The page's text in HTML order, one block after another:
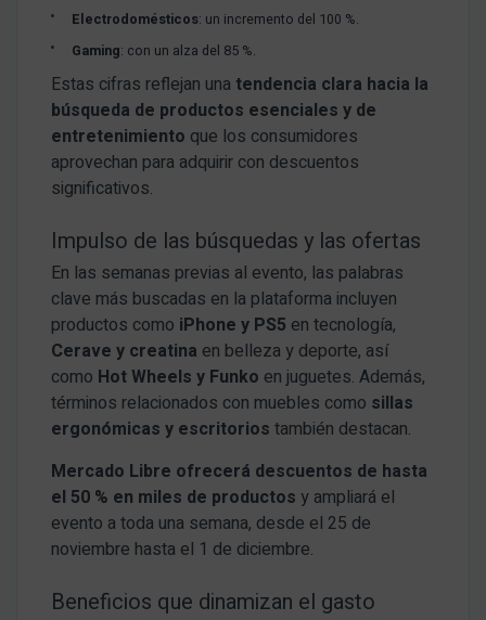
Electrodomésticos: un incremento del 100 %.
Gaming: con un alza del 85 %.
Estas cifras reflejan una tendencia clara hacia la
búsqueda de productos esenciales y de
entretenimiento que los consumidores
aprovechan para adquirir con descuentos
significativos.
Impulso de las búsquedas y las ofertas
En las semanas previas al evento, las palabras
clave más buscadas en la plataforma incluyen
productos como iPhone y PS5 en tecnología,
Cerave y creatina en belleza y deporte, así
como Hot Wheels y Funko en juguetes. Además,
términos relacionados con muebles como sillas
ergonómicas y escritorios también destacan.
Mercado Libre ofrecerá descuentos de hasta
el 50 % en miles de productos y ampliará el
evento a toda una semana, desde el 25 de
noviembre hasta el 1 de diciembre.
Beneficios que dinamizan el gasto